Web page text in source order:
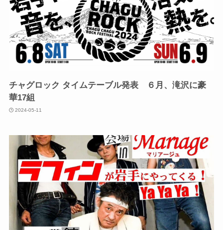
チャグロック タイムテーブル発表 ６月、滝沢に豪
華17組
2024-05-11